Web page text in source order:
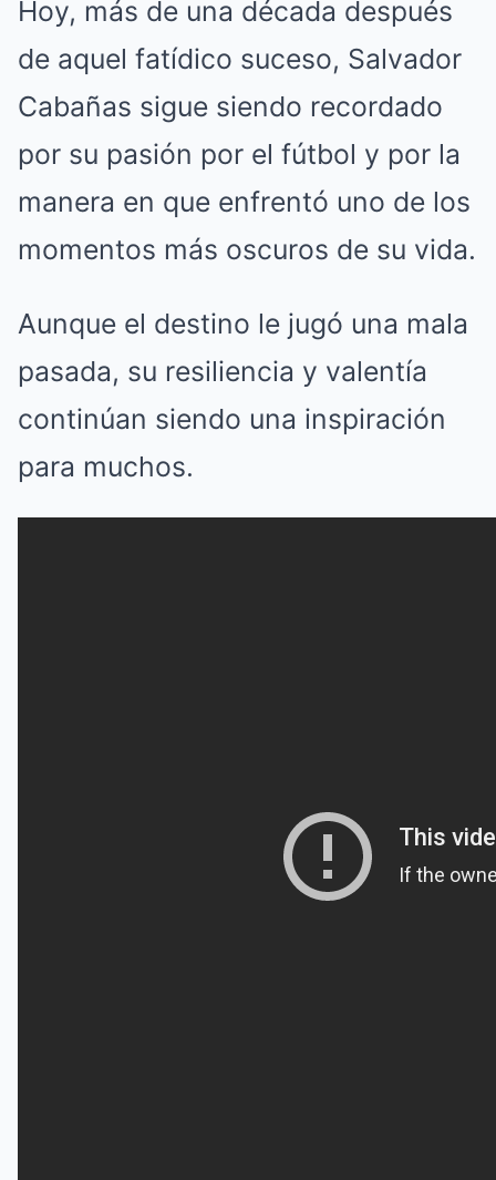
Hoy, más de una década después
de aquel fatídico suceso, Salvador
Cabañas sigue siendo recordado
por su pasión por el fútbol y por la
manera en que enfrentó uno de los
momentos más oscuros de su vida.
Aunque el destino le jugó una mala
pasada, su resiliencia y valentía
continúan siendo una inspiración
para muchos.